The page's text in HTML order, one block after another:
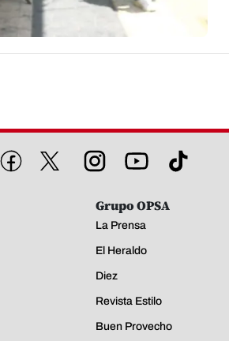
Grupo OPSA
La Prensa
El Heraldo
Diez
Revista Estilo
Buen Provecho